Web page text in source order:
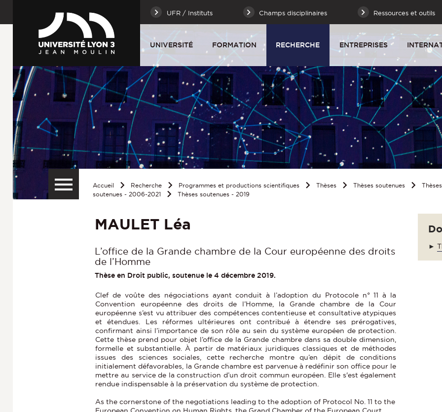
UFR / Instituts Champs disciplinaires Ressources et outils
UNIVERSITÉ FORMATION RECHERCHE ENTREPRISES
Accueil Recherche Programmes et productions scientifiques Thèses Thèses soutenues
Thèses
soutenues - 2006-2021
Thèses soutenues - 2019
MAULET Léa
L’office de la Grande chambre de la Cour européenne des droits
de l’Homme
Thèse en Droit public, soutenue le 4 décembre 2019.
Clef de voûte des négociations ayant conduit à l’adoption du Protocole n° 11 à la
Convention européenne des droits de l’Homme, la Grande chambre de la Cour
européenne s’est vu attribuer des compétences contentieuse et consultative atypiques
et étendues. Les réformes ultérieures ont contribué à étendre ses prérogatives,
confirmant ainsi l’importance de son rôle au sein du système européen de protection.
Cette thèse prend pour objet l’office de la Grande chambre dans sa double dimension,
formelle et substantielle. À partir de matériaux juridiques classiques et de méthodes
issues des sciences sociales, cette recherche montre qu’en dépit de conditions
initialement défavorables, la Grande chambre est parvenue à redéfinir son office pour le
mettre au service de la construction d’un droit commun européen. Elle s'est également
rendue indispensable à la préservation du système de protection.
As the cornerstone of the negotiations leading to the adoption of Protocol No. 11 to the
►